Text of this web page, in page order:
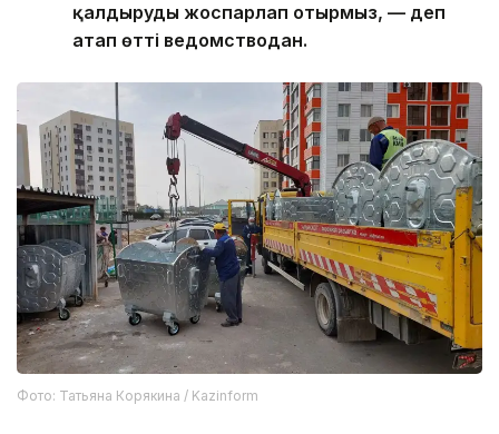
қалдыруды жоспарлап отырмыз, — деп
атап өтті ведомстводан.
Фото: Татьяна Корякина / Kazinform